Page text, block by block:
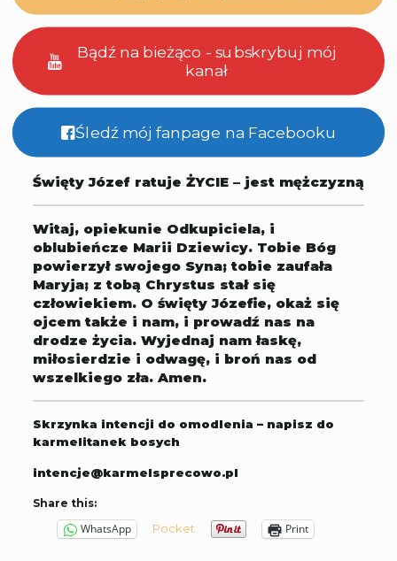
Bądź na bieżąco - subskrybuj mój
kanał
Śledź mój fanpage na Facebooku
Święty Józef ratuje ŻYCIE – jest mężczyzną
Witaj, opiekunie Odkupiciela, i
oblubieńcze Marii Dziewicy. Tobie Bóg
powierzył swojego Syna; tobie zaufała
Maryja; z tobą Chrystus stał się
człowiekiem. O święty Józefie, okaż się
ojcem także i nam, i prowadź nas na
drodze życia. Wyjednaj nam łaskę,
miłosierdzie i odwagę, i broń nas od
wszelkiego zła. Amen.
Skrzynka intencji do omodlenia – napisz do
karmelitanek bosych
intencje@karmelsprecowo.pl
Share this:
WhatsApp Pocket Print